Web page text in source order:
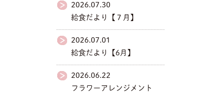
2026.07.30
給食だより【７月】
2026.07.01
給食だより【6月】
2026.06.22
フラワーアレンジメント